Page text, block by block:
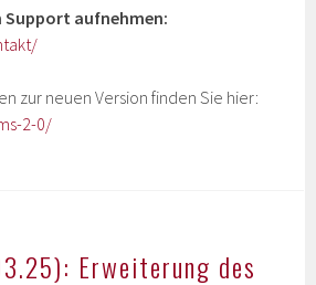
aufnehmen:
zur neuen Version finden Sie hier:
2-0/
Erweiterung des